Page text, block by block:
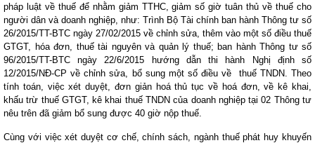
pháp luật về thuế để nhằm giảm TTHC, giảm số giờ tuân thủ về thuế cho
người dân và doanh nghiệp, như: Trình Bộ Tài chính ban hành Thông tư số
26/2015/TT-BTC ngày 27/02/2015 về chỉnh sửa, thêm vào một số điều thuế
GTGT, hóa đơn, thuế tài nguyên và quản lý thuế; ban hành Thông tư số
96/2015/TT-BTC ngày 22/6/2015 hướng dẫn thi hành Nghị định số
12/2015/NĐ-CP về chỉnh sửa, bổ sung một số điều về thuế TNDN. Theo
tính toán, việc xét duyệt, đơn giản hoá thủ tục về hoá đơn, về kê khai,
khấu trừ thuế GTGT, kê khai thuế TNDN của doanh nghiệp tại 02 Thông tư
nêu trên đã giảm bổ sung được 40 giờ nộp thuế.
Cùng với việc xét duyệt cơ chế, chính sách, ngành thuế phát huy khuyến